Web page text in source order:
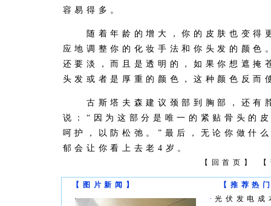
容易得多。
随着年龄的增大，你的皮肤也变得
应地调整你的化妆手法和你头发的颜色
还要淡，而且是透明的，如果你想遮掩
头发或者是厚重的颜色，这种颜色反而
古斯塔夫森建议颈部到胸部，还有
说：“因为这部分是唯一的紧贴骨头的
呵护，以防松弛。”最后，无论你做什
郁会让你看上去老4岁。
【 回首页 】 【
【图片新闻】 【推荐热
·光伏发电成